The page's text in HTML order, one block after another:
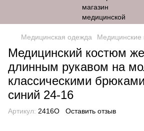
Медицинская одежда Медицинские
Медицинский костюм
длинным рукавом на
классическими
синий 24-16
Артикул: 2416O Оставить отзыв